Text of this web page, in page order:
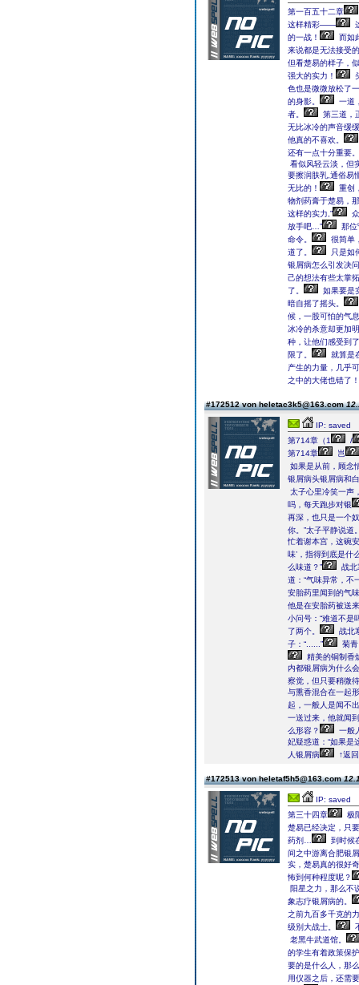
第一百五十二章
这样精彩——
的一战！
而如
来说都是无法接受
但看楚易的样子，
强大的实力！
色也是微微放松了
的身影。
一道
者。
第三道，
无比冰冷的声音缓
他真的不喜欢。
还有一点十分重要。
看似风轻云淡，但
要擦润肤乳,通俗易
无比的！
重创
物剂药膏于楚易，
这样的实力,”
放手吧…”
那位
命令。
很简单
道了。
只是如
银屑病怎么引发决
己的想法有些太掌
了。
如果要是
暗自摇了摇头。
候，一股可怕的气
冰冷的杀意却更加
种，让他们感受到
限了。
就算是
产生的力量，几乎
之中的大佬也错了！
#172512 von heletac3k5@163.com
IP: saved
第714章（1
/
第714章
岂
如果是从前，顾念
银屑病头银屑病和
太子心里冷笑一声
吗，每天跑步对银
再深，也只是一个
你。”太子平静说道
忙着谢本宫，这碗
味’，指得到底是什
么味道？”
战北
道：“气味异常，不
安胎药里闻到的气
他是在安胎药被送
小问号：“难道不是
了两个。
战北
子：“......”
菊
精美的铜制香
内都银屑病为什么
察觉，但只要稍微
与熏香混合在一起
起，一般人是闻不
一送过来，他就闻
么形容？
一般
妃疑惑道：“如果是
人银屑病
↑返
#172513 von heletaf5h5@163.com
IP: saved
第三十四章
极
楚易已经决定，只
药剂…
到时候
间之中游离合肥银
实，楚易真的很好
怖到何种程度呢？
阳星之力，那么不
象志疗银屑病的。
之前九百多千克的
级别大战士。
老黑牛武道馆。
的学生有着政策保
要的是什么人，那
用仪器之后，还需